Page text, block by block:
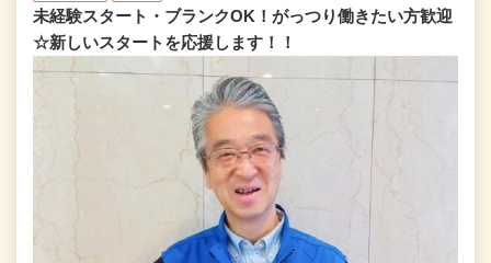
未経験スタート・ブランクOK！がっつり働きたい方歓迎
☆新しいスタートを応援します！！